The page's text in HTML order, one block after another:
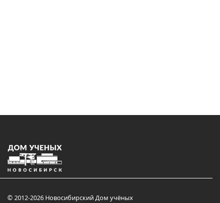
© 2012-2026 Новосибирский Дом учёных